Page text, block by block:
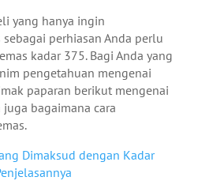
yang hanya ingin
perhiasan Anda perlu
kadar 375. Bagi Anda yang
pengetahuan mengenai
paparan berikut mengenai
bagaimana cara
Dimaksud dengan Kadar